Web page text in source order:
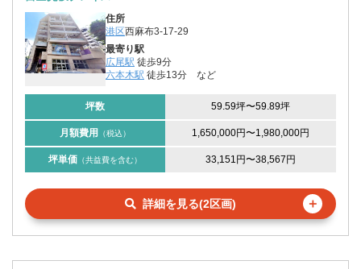
住所
港区西麻布3-17-29
最寄り駅
広尾駅 徒歩9分
六本木駅 徒歩13分 など
坪数 59.59坪〜59.89坪
月額費用 （税込） 1,650,000円〜1,980,000円
坪単価 （共益費を含む） 33,151円〜38,567円
詳細を見る(2区画) ＋